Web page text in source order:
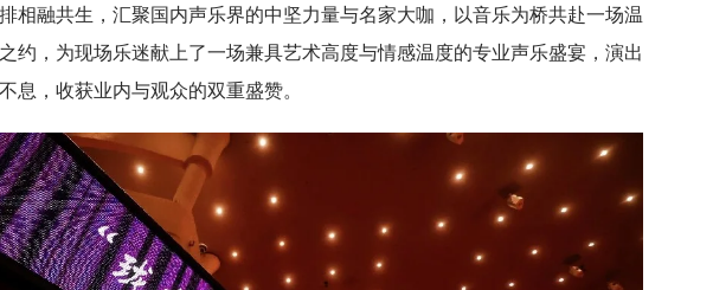
相融共生，汇聚国内声乐界的中坚力量与名家大咖，以音乐为桥共赴一场温
约，为现场乐迷献上了一场兼具艺术高度与情感温度的专业声乐盛宴，演出
息，收获业内与观众的双重盛赞。